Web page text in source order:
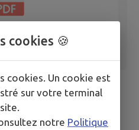
cookies 🍪
cookies. Un cookie est
sur votre terminal
notre Politique